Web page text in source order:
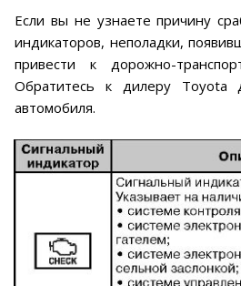
Если вы не узнаете причину
индикаторов, неполадки,
привести к дорожно-
Обратитесь к дилеру Toyota
автомобиля.